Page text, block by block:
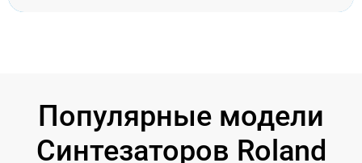
Популярные модели
Синтезаторов Roland